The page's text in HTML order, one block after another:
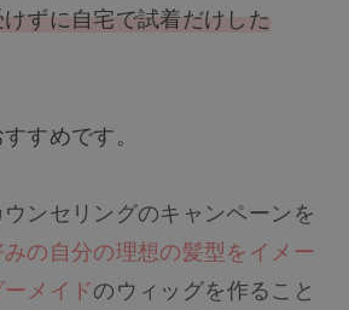
けずに自宅で試着だけした
すめです。
ンセリングのキャンペーンを
みの自分の理想の髪型をイメー
メイドのウィッグを作ること